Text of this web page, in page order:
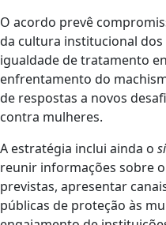
O acordo prevê
da cultura institucional
igualdade de tratamento
enfrentamento do
de respostas a novos
contra mulheres.
A estratégia inclui ainda o
reunir informações sobre
previstas, apresentar
públicas de proteção às